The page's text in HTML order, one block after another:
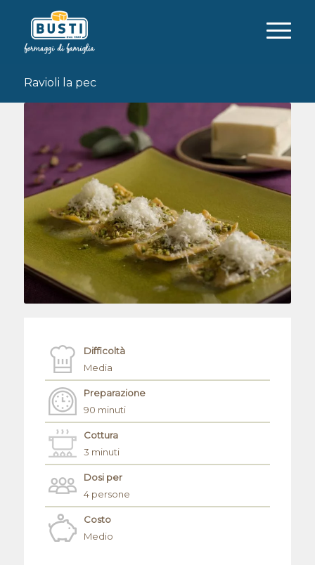
Ravioli la pec
Difficoltà
Media
Preparazione
90 minuti
Cottura
3 minuti
Dosi per
4 persone
Costo
Medio